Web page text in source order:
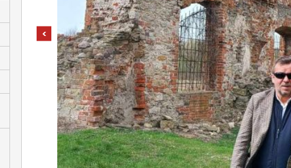
pokaż poprzednie zdjęcie